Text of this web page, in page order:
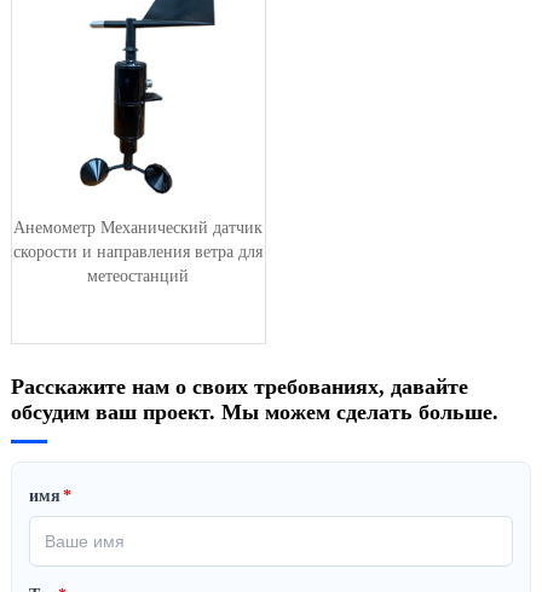
Анемометр Механический датчик
скорости и направления ветра для
метеостанций
Расскажите нам о своих требованиях, давайте
обсудим ваш проект. Мы можем сделать больше.
имя *